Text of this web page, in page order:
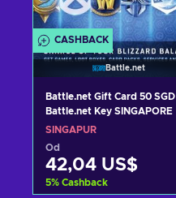
CASHBACK
Battle.net
Battle.net Gift Card 50 SGD
Battle.net Key SINGAPORE
SINGAPUR
Od
42,04 US$
5% Cashback